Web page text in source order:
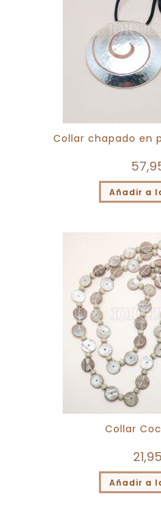
Collar chapado en
Añadir a
Collar
21,95
Añadir a